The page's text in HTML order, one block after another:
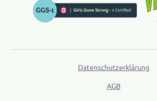
Datenschutzerklärung
AGB